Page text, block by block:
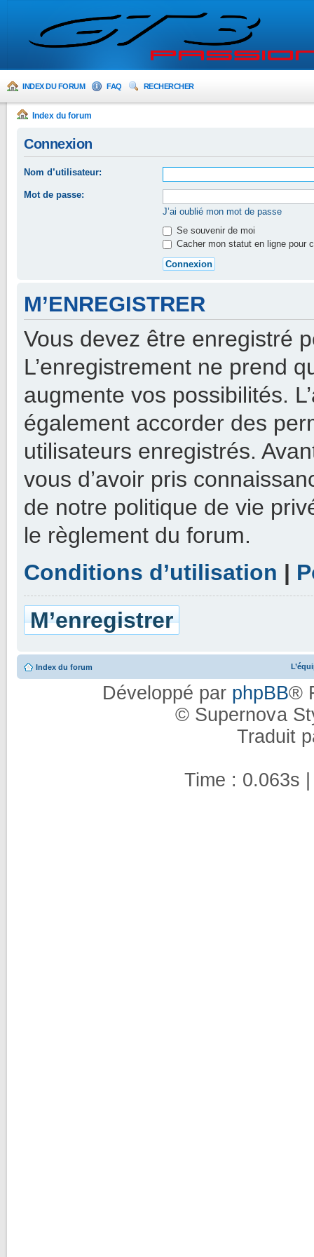
INDEX DU FORUM FAQ RECHERCHER
Index du forum
Connexion
Nom d’utilisateur:
Mot de passe:
J’ai oublié mon mot de passe
Se souvenir de moi
Cacher mon statut en ligne pour
M’ENREGISTRER
Vous devez être enregistré
L’enregistrement ne prend
augmente vos possibilités.
également accorder des
utilisateurs enregistrés.
vous d’avoir pris
de notre politique de vie
le règlement du forum.
Conditions d’utilisation |
M’enregistrer
Index du forum
Développé par phpBB®
© Supernova
Traduit
Time : 0.063s